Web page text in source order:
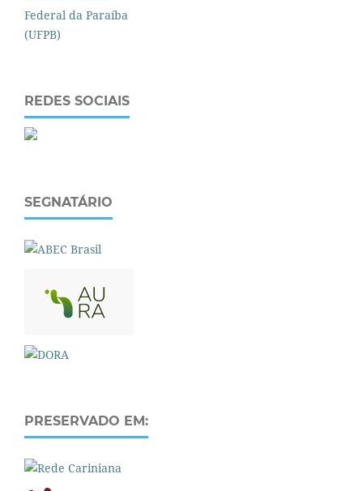
REDES SOCIAIS
SEGNATÁRIO
PRESERVADO EM: